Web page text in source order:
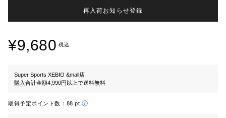
再入荷お知らせ登録
¥9,680 税込
Super Sports XEBIO &mall店
購入合計金額4,990円以上で送料無料
取得予定ポイント数： 88 pt